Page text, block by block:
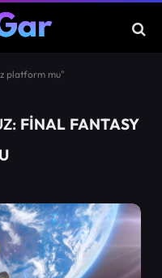
platform mu"
FINAL FANTASY